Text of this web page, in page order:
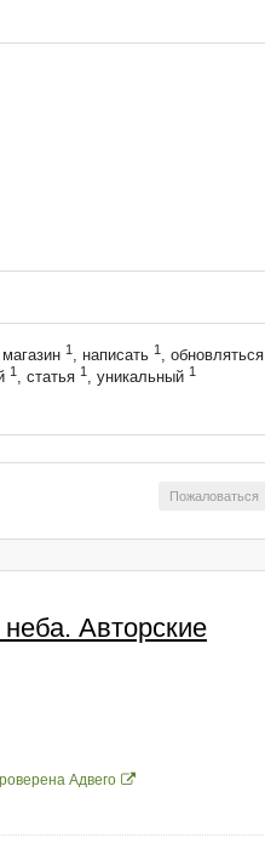
1, написать 1, обновляться
1, статья 1, уникальный 1
Пожаловаться
Авторские
Адвего